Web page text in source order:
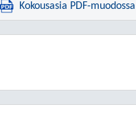
Kokousasia PDF-muodossa